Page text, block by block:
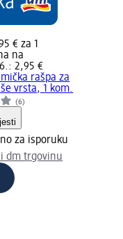
€ za 1
na
2,95 €
rašpa za
vrsta, 1 kom.
(6)
za isporuku
dm trgovinu